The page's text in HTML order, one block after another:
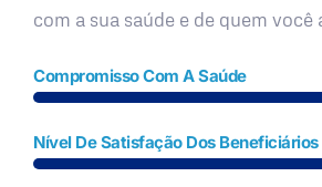
com a sua saúde e de quem você
Compromisso Com A Saúde
Nível De Satisfação Dos Beneficiários